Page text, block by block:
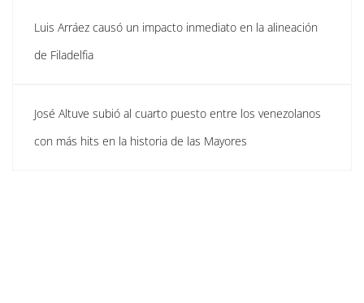
Luis Arráez causó un impacto inmediato en la alineación
de Filadelfia
José Altuve subió al cuarto puesto entre los venezolanos
con más hits en la historia de las Mayores